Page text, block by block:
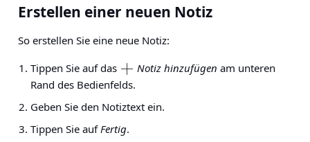
Erstellen einer neuen Notiz
So erstellen Sie eine neue Notiz:
Tippen Sie auf das
Notiz hinzufügen am unteren
Rand des Bedienfelds.
Geben Sie den Notiztext ein.
Tippen Sie aufFertig.